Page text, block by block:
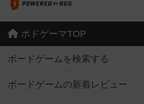
ボドゲーマTOP
ボードゲームを検索する
ボードゲームの新着レビュー